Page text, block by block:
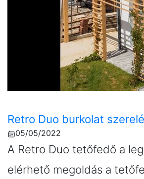
Retro Duo burkolat
05/05/2022
A Retro Duo tetőfedő a
elérhető megoldás a